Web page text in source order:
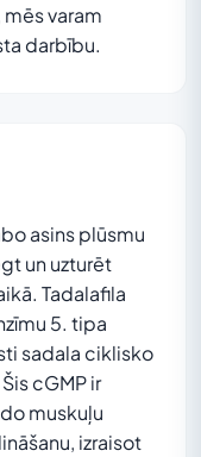
varam
darbību.
asins plūsmu
un uzturēt
Tadalafila
5. tipa
sadala ciklisko
cGMP ir
muskuļu
izraisot